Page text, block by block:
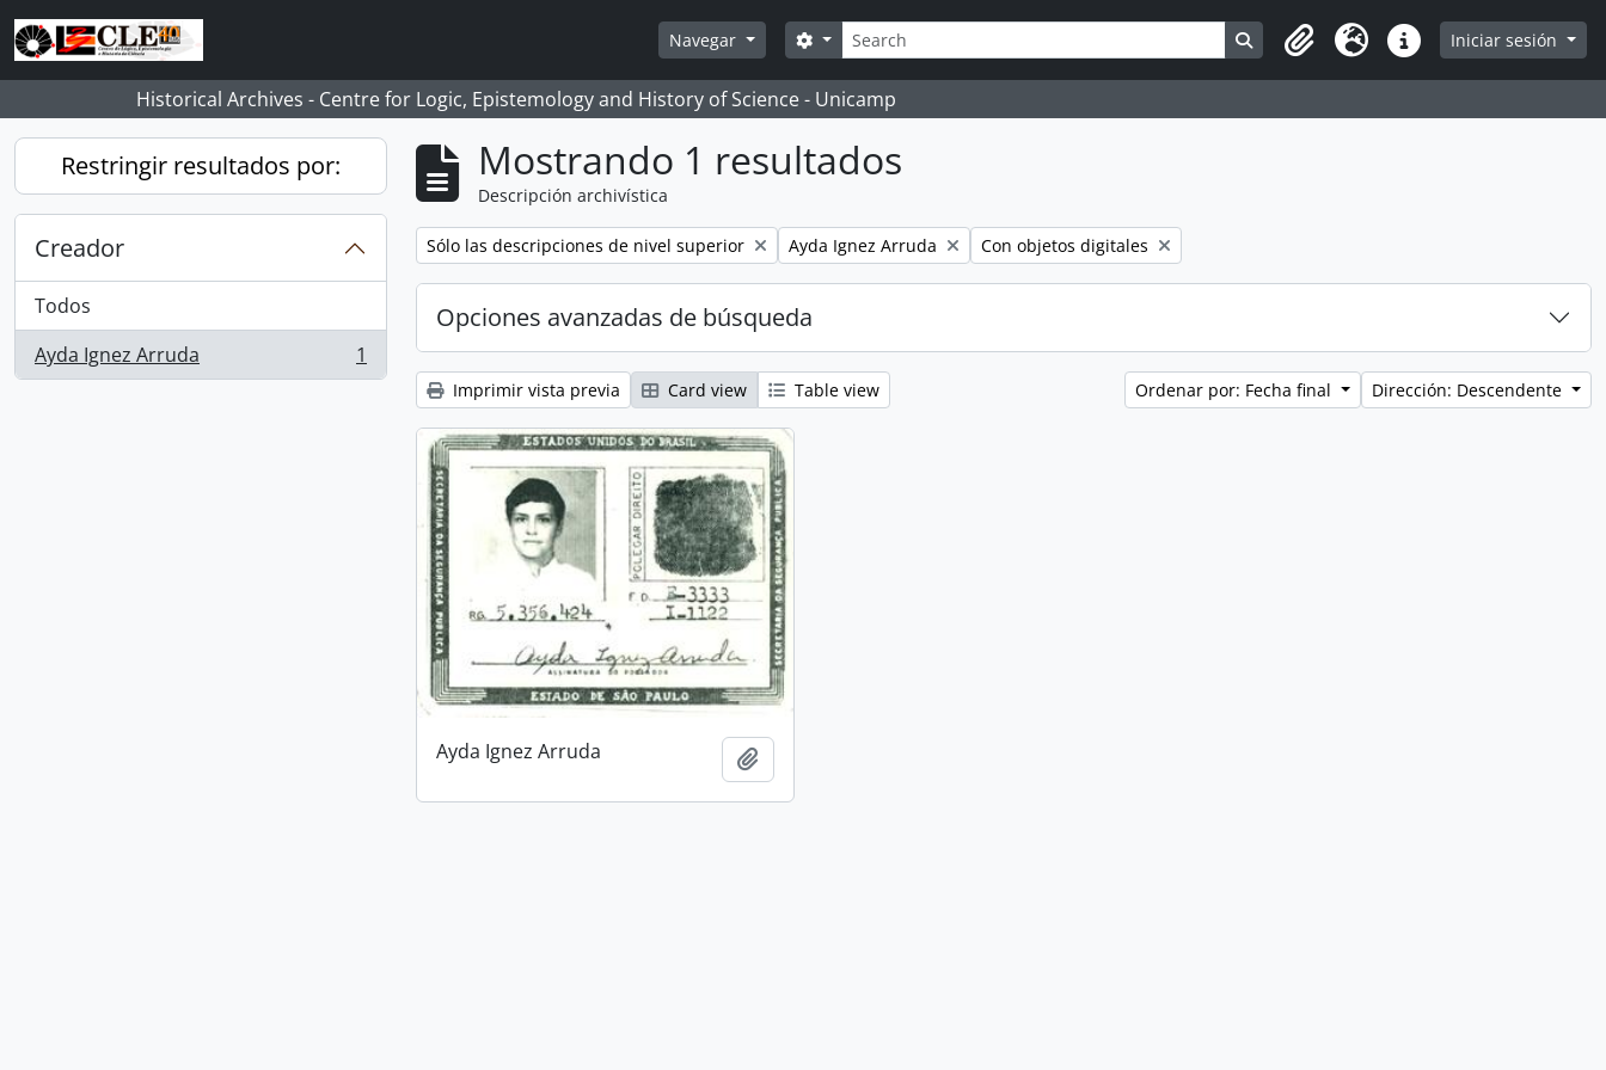
Skip to main content
Navegar
Búsqueda
Search options Search in browse page
Clipboard
Idioma Enlaces rápidos
Iniciar sesión
Historical Archives - Centre for Logic, Epistemology and History of Science - Unicamp
Restringir resultados por:
Creador
Todos
Ayda Ignez Arruda
, 1 resultados 1
Mostrando 1 resultados
Descripción archivística
Remove filter:
Sólo las descripciones de nivel superior Remove filter:
Ayda Ignez Arruda Remove filter:
Con objetos digitales
Opciones avanzadas de búsqueda
Imprimir vista previa Card view Table view Ordenar por: Fecha final Dirección: Descendente
Ayda Ignez Arruda